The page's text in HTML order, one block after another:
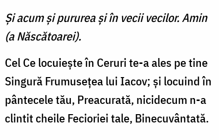
Şi acum şi pururea şi în vecii vecilor. Amin
(a Născătoarei).
Cel Ce locuieşte în Ceruri te-a ales pe tine
Singură Frumuseţea lui Iacov; şi locuind în
pântecele tău, Preacurată, nicidecum n-a
clintit cheile Fecioriei tale, Binecuvântată.